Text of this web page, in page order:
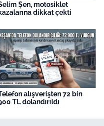
Şen, motosiklet
dikkat çekti
alışverişten 72 bin
TL dolandırıldı